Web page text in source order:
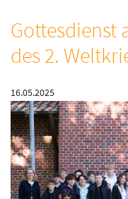
Gottesdienst
des 2.
16.05.2025